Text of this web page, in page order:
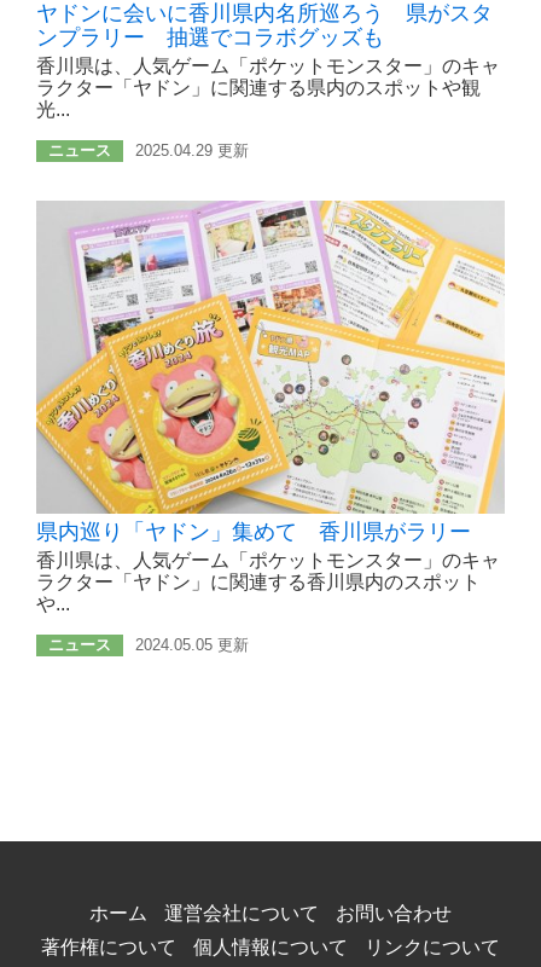
ヤドンに会いに香川県内名所巡ろう 県がスタ
ンプラリー 抽選でコラボグッズも
香川県は、人気ゲーム「ポケットモンスター」のキャ
ラクター「ヤドン」に関連する県内のスポットや観
光...
ニュース 2025.04.29 更新
県内巡り「ヤドン」集めて 香川県がラリー
香川県は、人気ゲーム「ポケットモンスター」のキャ
ラクター「ヤドン」に関連する香川県内のスポット
や...
ニュース 2024.05.05 更新
ホーム 運営会社について
お問い合わせ
著作権について
個人情報について リンクについて